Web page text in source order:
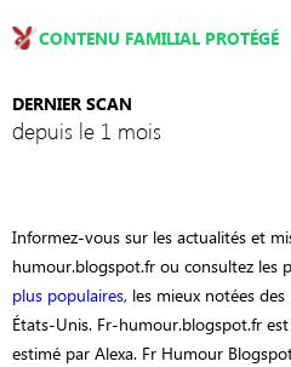
CONTENU FAMILIAL PROTÉGÉ
DERNIER SCAN
depuis le 1 mois
Informez-vous sur les actualités et
humour.blogspot.fr ou consultez les
plus populaires, les mieux notées
États-Unis. Fr-humour.blogspot.fr
estimé par Alexa. Fr Humour